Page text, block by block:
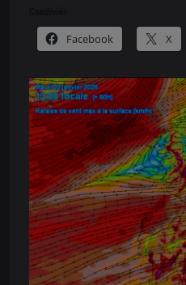
Facebook X